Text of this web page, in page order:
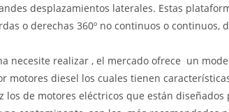
desplazamientos laterales. Estas
o derechas 360º no continuos o continuos,
necesite realizar , el mercado ofrece un
motores diesel los cuales tienen
los de motores eléctricos que están